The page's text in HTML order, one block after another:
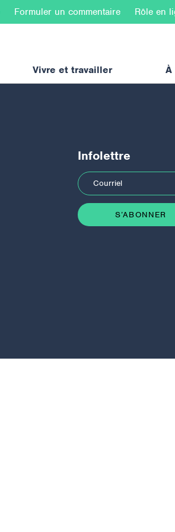
Vivre et travailler À
Formuler un commentaire Rôle en
Infolettre